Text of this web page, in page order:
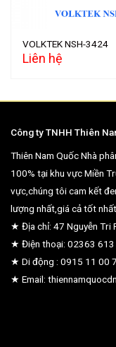
VOLKTEK NSH-3424
Liên hệ
Công ty TNHH Thiên
Thiên Nam Quốc Nhà
100% tại khu vực Miền
vực,chúng tôi cam kết
lượng nhất,giá cả tốt nhất
★ Địa chỉ: 47 Nguyễn Tri
★ Điện thoại: 02363 613
★ Di động : 0915 11 00
★ Email: